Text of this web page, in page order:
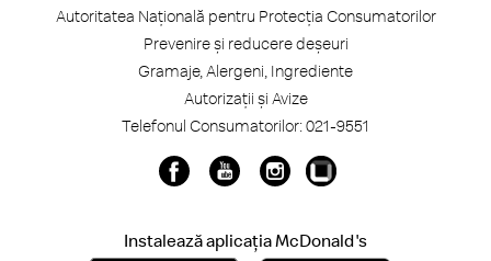
Autoritatea Națională pentru Protecția Consumatorilor
Prevenire și reducere deșeuri
Gramaje, Alergeni, Ingrediente
Autorizații și Avize
Telefonul Consumatorilor: 021-9551
Instalează aplicația McDonald's